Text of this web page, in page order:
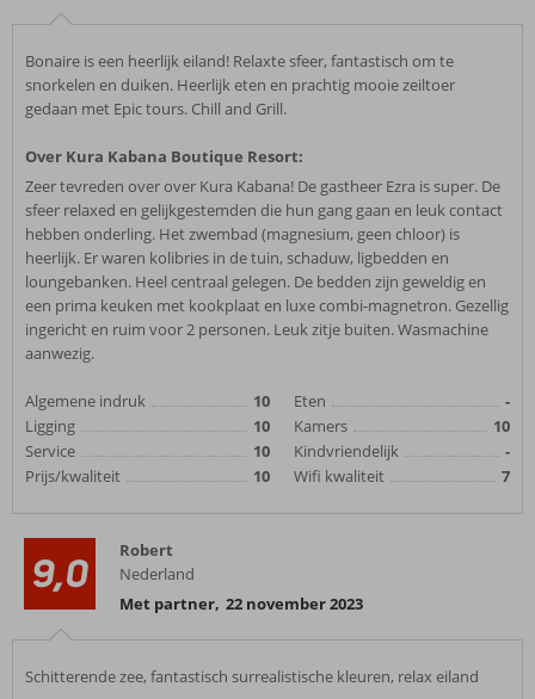
Bonaire is een heerlijk eiland! Relaxte sfeer, fantastisch om te
snorkelen en duiken. Heerlijk eten en prachtig mooie zeiltoer
gedaan met Epic tours. Chill and Grill.
Over Kura Kabana Boutique Resort:
Zeer tevreden over over Kura Kabana! De gastheer Ezra is super. De
sfeer relaxed en gelijkgestemden die hun gang gaan en leuk contact
hebben onderling. Het zwembad (magnesium, geen chloor) is
heerlijk. Er waren kolibries in de tuin, schaduw, ligbedden en
loungebanken. Heel centraal gelegen. De bedden zijn geweldig en
een prima keuken met kookplaat en luxe combi-magnetron. Gezellig
ingericht en ruim voor 2 personen. Leuk zitje buiten. Wasmachine
aanwezig.
Algemene indruk
10
Ligging
10
Service
10
Prijs/kwaliteit
10
Eten
-
Kamers
10
Kindvriendelijk
-
Wifi kwaliteit
7
9,0
Robert
Nederland
Met partner, 22 november 2023
Schitterende zee, fantastisch surrealistische kleuren, relax eiland